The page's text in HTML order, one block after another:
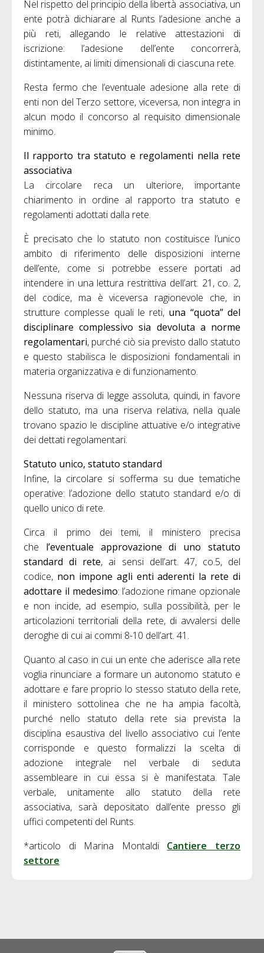
Nel rispetto del principio della libertà associativa, un
ente potrà dichiarare al Runts l’adesione anche a
più reti, allegando le relative attestazioni di
iscrizione: l’adesione dell’ente concorrerà,
distintamente, ai limiti dimensionali di ciascuna rete.
Resta fermo che l’eventuale adesione alla rete di
enti non del Terzo settore, viceversa, non integra in
alcun modo il concorso al requisito dimensionale
minimo.
Il rapporto tra statuto e regolamenti nella rete
associativa
La circolare reca un ulteriore, importante
chiarimento in ordine al rapporto tra statuto e
regolamenti adottati dalla rete.
È precisato che lo statuto non costituisce l’unico
ambito di riferimento delle disposizioni interne
dell’ente, come si potrebbe essere portati ad
intendere in una lettura restrittiva dell’art. 21, co. 2,
del codice, ma è viceversa ragionevole che, in
strutture complesse quali le reti, una “quota” del
disciplinare complessivo sia devoluta a norme
regolamentari, purché ciò sia previsto dallo statuto
e questo stabilisca le disposizioni fondamentali in
materia organizzativa e di funzionamento.
Nessuna riserva di legge assoluta, quindi, in favore
dello statuto, ma una riserva relativa, nella quale
trovano spazio le discipline attuative e/o integrative
dei dettati regolamentari.
Statuto unico, statuto standard
Infine, la circolare si sofferma su due tematiche
operative: l’adozione dello statuto standard e/o di
quello unico di rete.
Circa il primo dei temi, il ministero precisa
che l’eventuale approvazione di uno statuto
standard di rete, ai sensi dell’art. 47, co.5, del
codice, non impone agli enti aderenti la rete di
adottare il medesimo: l’adozione rimane opzionale
e non incide, ad esempio, sulla possibilità, per le
articolazioni territoriali della rete, di avvalersi delle
deroghe di cui ai commi 8-10 dell’art. 41.
Quanto al caso in cui un ente che aderisce alla rete
voglia rinunciare a formare un autonomo statuto e
adottare e fare proprio lo stesso statuto della rete,
il ministero sottolinea che ne ha ampia facoltà,
purché nello statuto della rete sia prevista la
disciplina esaustiva del livello associativo cui l’ente
corrisponde e questo formalizzi la scelta di
adozione integrale nel verbale di seduta
assembleare in cui essa si è manifestata. Tale
verbale, unitamente allo statuto della rete
associativa, sarà depositato dall’ente presso gli
uffici competenti del Runts.
*articolo di Marina Montaldi Cantiere terzo
settore